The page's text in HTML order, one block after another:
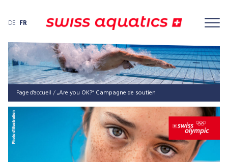
DE FR
Page d'accueil /„Are you OK?“ Cam­pa­gne de soutien